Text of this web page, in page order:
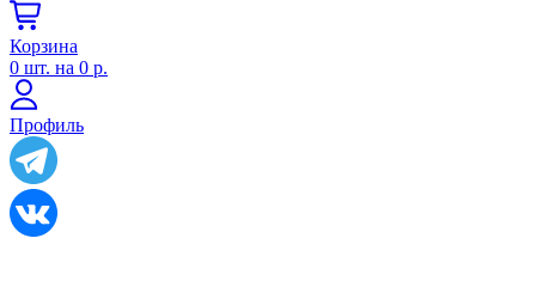
Корзина
0 шт. на 0 р.
Профиль